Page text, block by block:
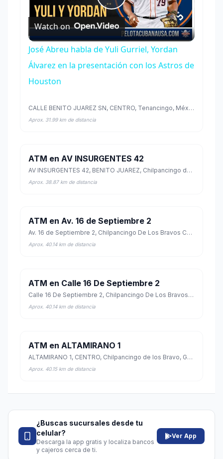
Play
Video
Watch on
José Abreu habla de Yuli Gurriel, Yordan
Álvarez en la presentación con los Astros de
Houston
CALLE BENITO JUAREZ SN, CENTRO, Tenancingo, México
Aprox. 31.99 km de distancia
ATM en AV INSURGENTES 42
AV INSURGENTES 42, BENITO JUAREZ, Chilpancingo de los Bravo, Guerrero
Aprox. 38.87 km de distancia
ATM en Av. 16 de Septiembre 2
Av. 16 de Septiembre 2, Chilpancingo De Los Bravos Centro, Chilpancingo de los Bravo, Guerrero
Aprox. 40.14 km de distancia
ATM en Calle 16 De Septiembre 2
Calle 16 De Septiembre 2, Chilpancingo De Los Bravos Centro, Chilpancingo de los Bravo, Guerrero
Aprox. 40.14 km de distancia
ATM en ALTAMIRANO 1
ALTAMIRANO 1, CENTRO, Chilpancingo de los Bravo, Guerrero
Aprox. 40.15 km de distancia
¿Buscas sucursales desde tu
celular?
Descarga la app gratis y localiza bancos
y cajeros cerca de ti.
Ver App